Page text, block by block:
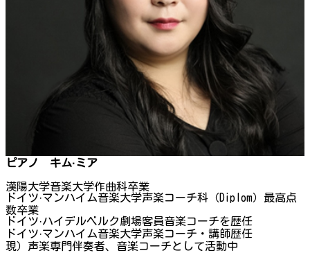
ピアノ キム·ミア
漢陽大学音楽大学作曲科卒業
ドイツ·マンハイム音楽大学声楽コーチ科（Diplom）最高点
数卒業
ドイツ·ハイデルベルク劇場客員音楽コーチを歴任
ドイツ·マンハイム音楽大学声楽コーチ・講師歴任
現）声楽専門伴奏者、音楽コーチとして活動中